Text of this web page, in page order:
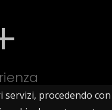
procedendo con